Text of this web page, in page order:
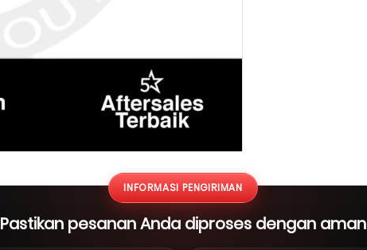
INFORMASI PENGIRIMAN
Pastikan pesanan Anda diproses dengan aman